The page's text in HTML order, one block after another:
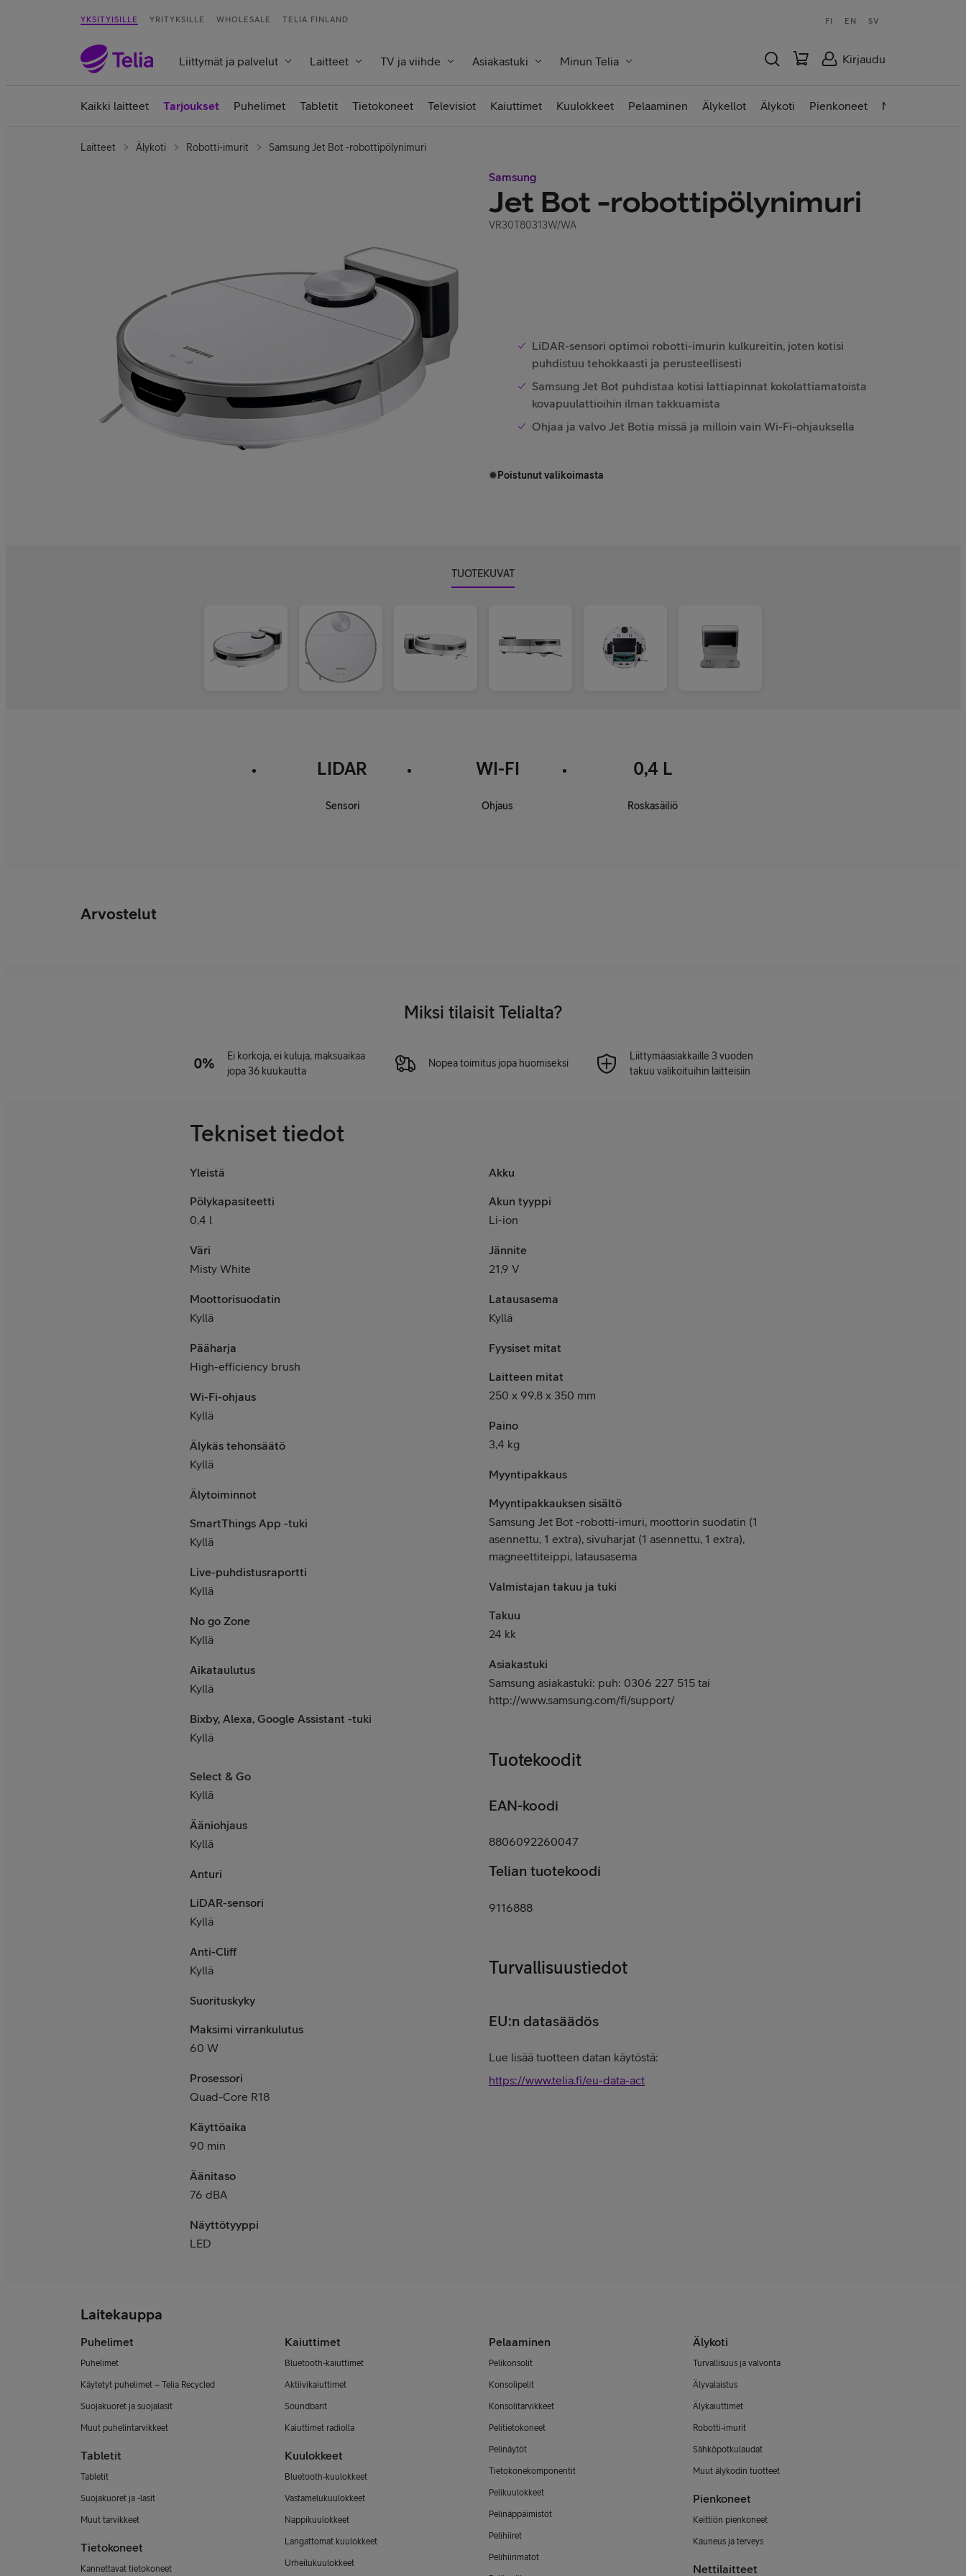
YKSITYISILLE YRITYKSILLE WHOLESALE TELIA FINLAND FI EN SV
Liittymät ja palvelut Laitteet TV ja viihde Asiakastuki Minun Telia Kirjaudu
Kaikki laitteet Tarjoukset Puhelimet Tabletit Tietokoneet Televisiot Kaiuttimet Kuulokkeet Pelaaminen Älykellot Älykoti Pienkoneet Nettilaitteet
Laitteet Älykoti Robotti-imurit Samsung Jet Bot -robottipölynimuri
Samsung
Jet Bot -robottipölynimuri
VR30T80313W/WA
LiDAR-sensori optimoi robotti-imurin kulkureitin, joten kotisi
puhdistuu tehokkaasti ja perusteellisesti
Samsung Jet Bot puhdistaa kotisi lattiapinnat kokolattiamatoista
kovapuulattioihin ilman takkuamista
Ohjaa ja valvo Jet Botia missä ja milloin vain Wi-Fi-ohjauksella
Poistunut valikoimasta
TUOTEKUVAT
LIDAR
Sensori
WI-FI
Ohjaus
0,4 L
Roskasäiliö
Arvostelut
Miksi tilaisit Telialta?
Ei korkoja, ei kuluja, maksuaikaa
jopa 36 kuukautta
Nopea toimitus jopa huomiseksi
Liittymäasiakkaille 3 vuoden
takuu valikoituihin laitteisiin
Tekniset tiedot
Yleistä
Pölykapasiteetti
0,4 l
Väri
Misty White
Moottorisuodatin
Kyllä
Pääharja
High-efficiency brush
Wi-Fi-ohjaus
Kyllä
Älykäs tehonsäätö
Kyllä
Älytoiminnot
SmartThings App -tuki
Kyllä
Live-puhdistusraportti
Kyllä
No go Zone
Kyllä
Aikataulutus
Kyllä
Bixby, Alexa, Google Assistant -tuki
Kyllä
Select & Go
Kyllä
Ääniohjaus
Kyllä
Anturi
LiDAR-sensori
Kyllä
Anti-Cliff
Kyllä
Suorituskyky
Maksimi virrankulutus
60 W
Prosessori
Quad-Core R18
Käyttöaika
90 min
Äänitaso
76 dBA
Näyttötyyppi
LED
Akku
Akun tyyppi
Li-ion
Jännite
21,9 V
Latausasema
Kyllä
Fyysiset mitat
Laitteen mitat
250 x 99,8 x 350 mm
Paino
3,4 kg
Myyntipakkaus
Myyntipakkauksen sisältö
Samsung Jet Bot -robotti-imuri, moottorin suodatin (1
asennettu, 1 extra), sivuharjat (1 asennettu, 1 extra),
magneettiteippi, latausasema
Valmistajan takuu ja tuki
Takuu
24 kk
Asiakastuki
Samsung asiakastuki: puh: 0306 227 515 tai
http://www.samsung.com/fi/support/
Tuotekoodit
EAN-koodi
8806092260047
Telian tuotekoodi
9116888
Turvallisuustiedot
EU:n datasäädös
Lue lisää tuotteen datan käytöstä:
https://www.telia.fi/eu-data-act
Laitekauppa
Puhelimet
Puhelimet
Käytetyt puhelimet – Telia Recycled
Suojakuoret ja suojalasit
Muut puhelintarvikkeet
Tabletit
Tabletit
Suojakuoret ja -lasit
Muut tarvikkeet
Tietokoneet
Kannettavat tietokoneet
Kaiuttimet
Bluetooth-kaiuttimet
Aktiivikaiuttimet
Soundbarit
Kaiuttimet radiolla
Kuulokkeet
Bluetooth-kuulokkeet
Vastamelukuulokkeet
Nappikuulokkeet
Langattomat kuulokkeet
Urheilukuulokkeet
Pelaaminen
Pelikonsolit
Konsolipelit
Konsolitarvikkeet
Pelitietokoneet
Pelinäytöt
Tietokonekomponentit
Pelikuulokkeet
Pelinäppäimistöt
Pelihiiret
Pelihiirimatot
Älykoti
Turvallisuus ja valvonta
Älyvalaistus
Älykaiuttimet
Robotti-imurit
Sähköpotkulaudat
Muut älykodin tuotteet
Pienkoneet
Keittiön pienkoneet
Kauneus ja terveys
Nettilaitteet